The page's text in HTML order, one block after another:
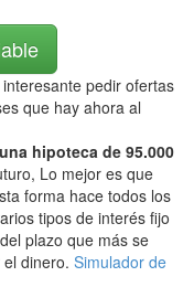
pedir ofertas
que hay ahora al
hipoteca de 95.000
Lo mejor es que
forma hace todos los
tipos de interés fijo
plazo que más se
dinero. Simulador de